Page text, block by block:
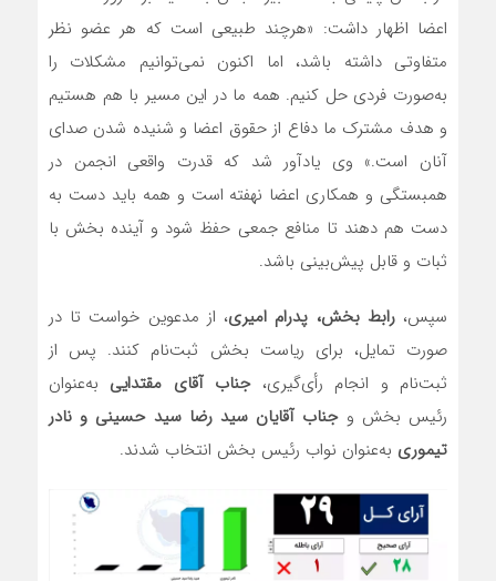
اعضا اظهار داشت: «هرچند طبیعی است که هر عضو نظر
متفاوتی داشته باشد، اما اکنون نمی‌توانیم مشکلات را
به‌صورت فردی حل کنیم. همه ما در این مسیر با هم هستیم
و هدف مشترک ما دفاع از حقوق اعضا و شنیده شدن صدای
آنان است.» وی یادآور شد که قدرت واقعی انجمن در
همبستگی و همکاری اعضا نهفته است و همه باید دست به
دست هم دهند تا منافع جمعی حفظ شود و آینده بخش با
ثبات و قابل پیش‌بینی باشد.
سپس،رابط بخش، پدرام امیری، از مدعوین خواست تا در
صورت تمایل، برای ریاست بخش ثبت‌نام کنند. پس از
ثبت‌نام و انجام رأی‌گیری،جناب آقای مقتدایی به‌عنوان
رئیس بخش وجناب آقایان سید رضا سید حسینی و نادر
تیموری به‌عنوان نواب رئیس بخش انتخاب شدند.